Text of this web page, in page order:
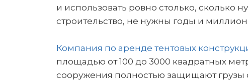
и использовать ровно столько, сколько
строительство, не нужны годы и
Компания по аренде тентовых
площадью от 100 до 3000 квадратных
сооружения полностью защищают грузы